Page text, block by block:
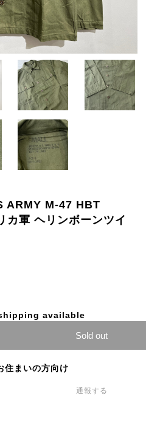
ARMY M-47 HBT
軍 ヘリンボーンツイ
available
Sold out
住まいの方向け
通報する